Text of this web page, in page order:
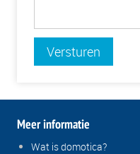
Versturen
Meer informatie
Wat is domotica?